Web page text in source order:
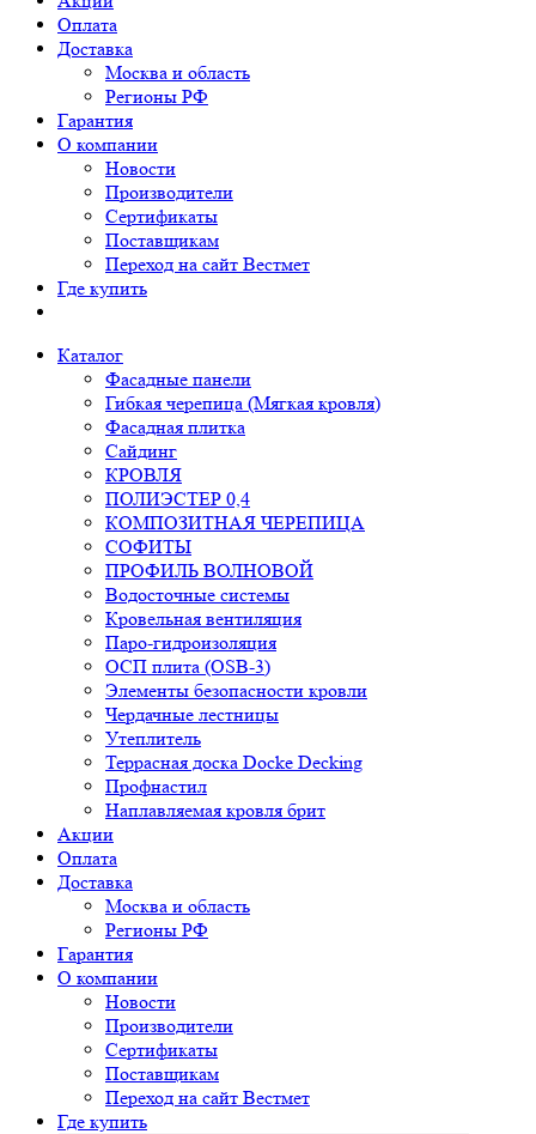
Оплата
Доставка
Москва и область
Регионы РФ
Гарантия
О компании
Новости
Производители
Сертификаты
Поставщикам
Переход на сайт Вестмет
Где купить
Каталог
Фасадные панели
Гибкая черепица (Мягкая кровля)
Фасадная плитка
Сайдинг
КРОВЛЯ
ПОЛИЭСТЕР 0,4
КОМПОЗИТНАЯ ЧЕРЕПИЦА
СОФИТЫ
ПРОФИЛЬ ВОЛНОВОЙ
Водосточные системы
Кровельная вентиляция
Паро-гидроизоляция
ОСП плита (OSB-3)
Элементы безопасности кровли
Чердачные лестницы
Утеплитель
Террасная доска Docke Decking
Профнастил
Наплавляемая кровля брит
Акции
Оплата
Доставка
Москва и область
Регионы РФ
Гарантия
О компании
Новости
Производители
Сертификаты
Поставщикам
Переход на сайт Вестмет
Где купить